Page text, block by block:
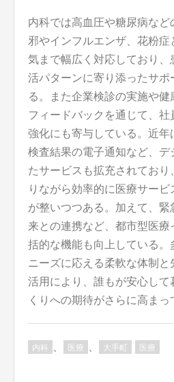
内科では高血圧や糖尿病な
邪やインフルエンザ、花粉症
気まで幅広く対応しており、
活パターンに寄り添ったサポ
る。また企業検診の実施や
フィードバックを通じて、
強化にも寄与している。近年
検査結果の電子通知など、デ
たサービスも拡充されており
りながら効率的に医療サー
が整いつつある。加えて、
来との連携など、都市型医療
括的な機能も向上している。
ニーズに応える柔軟な体制
活用により、誰もが安心して
くりへの期待がさらに高まっ
内科 医療 大手町 医療